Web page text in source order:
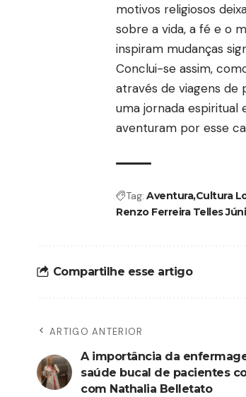
motivos religiosos
sobre a vida, a fé e o
inspiram mudanças
Conclui-se assim,
através de viagens de
uma jornada espiritual
aventuram por esse
Tag: AventuraCultura
Renzo Ferreira Telles
Compartilhe esse artigo
ARTIGO ANTERIOR
A importância da
saúde bucal de pacientes
com Nathalia Belletato